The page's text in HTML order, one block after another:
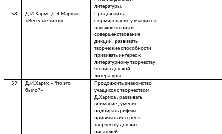
литературы.
58
Д.И.Хармс ,С.Я.Маршак
«Весёлые чижи»
Продолжить
формирование у учащихся
навыков чтения и
совершенствование
дикции , развивать
творческие способности,
прививать интерес к
литературному творчеству,
чтению детской
литературы.
59
Д.И.Хармс « Что это
было?»
Продолжить знакомство
учащихся с творчеством
Д.Хармса , развивать
внимание , умение
подбирать рифмы,
прививать интерес к
творчеству детских
писателей.